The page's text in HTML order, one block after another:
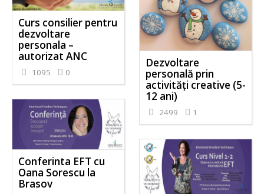
Dezvoltare
personală prin
activităţi creative (5-
12 ani)
2499 1
Curs consilier pentru
dezvoltare
personala –
autorizat ANC
1095 0
Conferinta EFT cu
Oana Sorescu la
Brasov